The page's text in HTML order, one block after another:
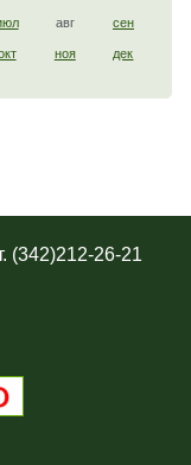
авг сен
ноя дек
(342)212-26-21